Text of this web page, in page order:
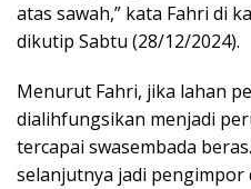
atas sawah,” kata Fahri di
dikutip Sabtu (28/12/2024).
Menurut Fahri, jika lahan
dialihfungsikan menjadi
tercapai swasembada
selanjutnya jadi pengimpor